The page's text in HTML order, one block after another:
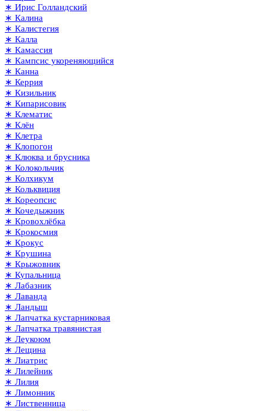
∗ Ирис Голландский
∗ Калина
∗ Калистегия
∗ Калла
∗ Камассия
∗ Кампсис укореняющийся
∗ Канна
∗ Керрия
∗ Кизильник
∗ Кипарисовик
∗ Клематис
∗ Клён
∗ Клетра
∗ Клопогон
∗ Клюква и брусника
∗ Колокольчик
∗ Колхикум
∗ Кольквиция
∗ Кореопсис
∗ Кочедыжник
∗ Кровохлёбка
∗ Крокосмия
∗ Крокус
∗ Крушина
∗ Крыжовник
∗ Купальница
∗ Лабазник
∗ Лаванда
∗ Ландыш
∗ Лапчатка кустарниковая
∗ Лапчатка травянистая
∗ Леукоюм
∗ Лещина
∗ Лиатрис
∗ Лилейник
∗ Лилия
∗ Лимонник
∗ Лиственница